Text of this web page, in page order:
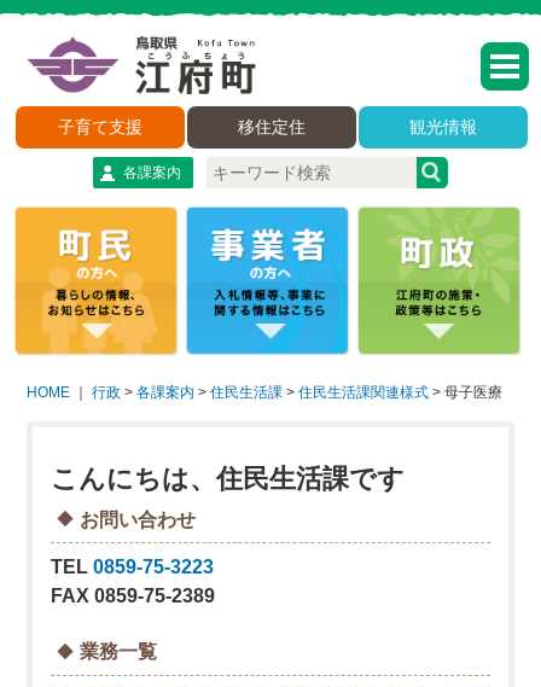
子育て支援 移住定住 観光情報
各課案内
HOME ｜行政 >各課案内 >住民生活課 >住民生活課関連様式 >母子医療
こんにちは、住民生活課です
お問い合わせ
TEL0859-75-3223
FAX 0859-75-2389
業務一覧